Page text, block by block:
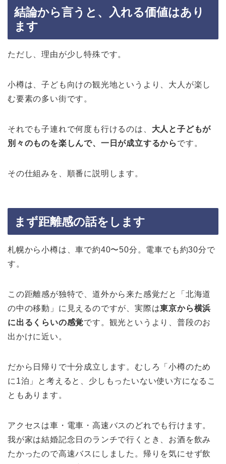
結論から言うと、入れる価値はあり
ます
ただし、理由が少し特殊です。
小樽は、子ども向けの観光地というより、大人が楽し
む要素の多い街です。
それでも子連れで何度も行けるのは、 大人と子どもが
別々のものを楽しんで、一日が成立するから です。
その仕組みを、順番に説明します。
まず距離感の話をします
札幌から小樽は、車で約40〜50分。電車でも約30分で
す。
この距離感が独特で、道外から来た感覚だと「北海道
の中の移動」に見えるのですが、実際は東京から横浜
に出るくらいの感覚です。観光というより、普段のお
出かけに近い。
だから日帰りで十分成立します。むしろ「小樽のため
に1泊」と考えると、少しもったいない使い方になるこ
ともあります。
アクセスは車・電車・高速バスのどれでも行けます。
我が家は結婚記念日のランチで行くとき、お酒を飲み
たかったので高速バスにしました。帰りを気にせず飲